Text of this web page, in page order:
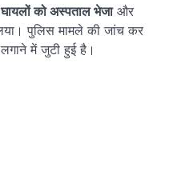
को अस्पताल भेजाऔर
पुलिस मामले की जांच कर
में जुटी हुई है।